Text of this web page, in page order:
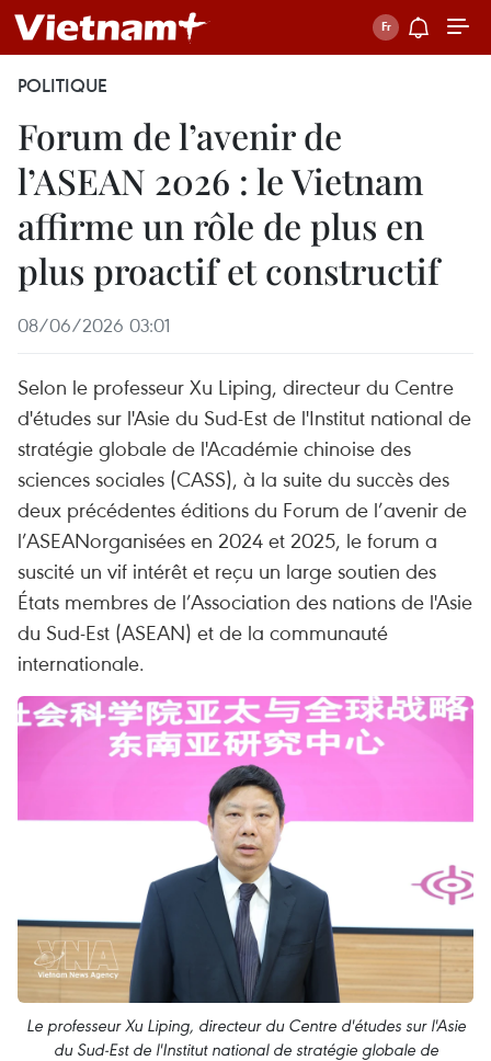
POLITIQUE
Forum de l’avenir de
l’ASEAN 2026 : le Vietnam
affirme un rôle de plus en
plus proactif et constructif
08/06/2026 03:01
Selon le professeur Xu Liping, directeur du Centre
d'études sur l'Asie du Sud-Est de l'Institut national de
stratégie globale de l'Académie chinoise des
sciences sociales (CASS), à la suite du succès des
deux précédentes éditions du Forum de l’avenir de
l’ASEANorganisées en 2024 et 2025, le forum a
suscité un vif intérêt et reçu un large soutien des
États membres de l’Association des nations de l'Asie
du Sud-Est (ASEAN) et de la communauté
internationale.
Le professeur Xu Liping, directeur du Centre d'études sur l'Asie
du Sud-Est de l'Institut national de stratégie globale de